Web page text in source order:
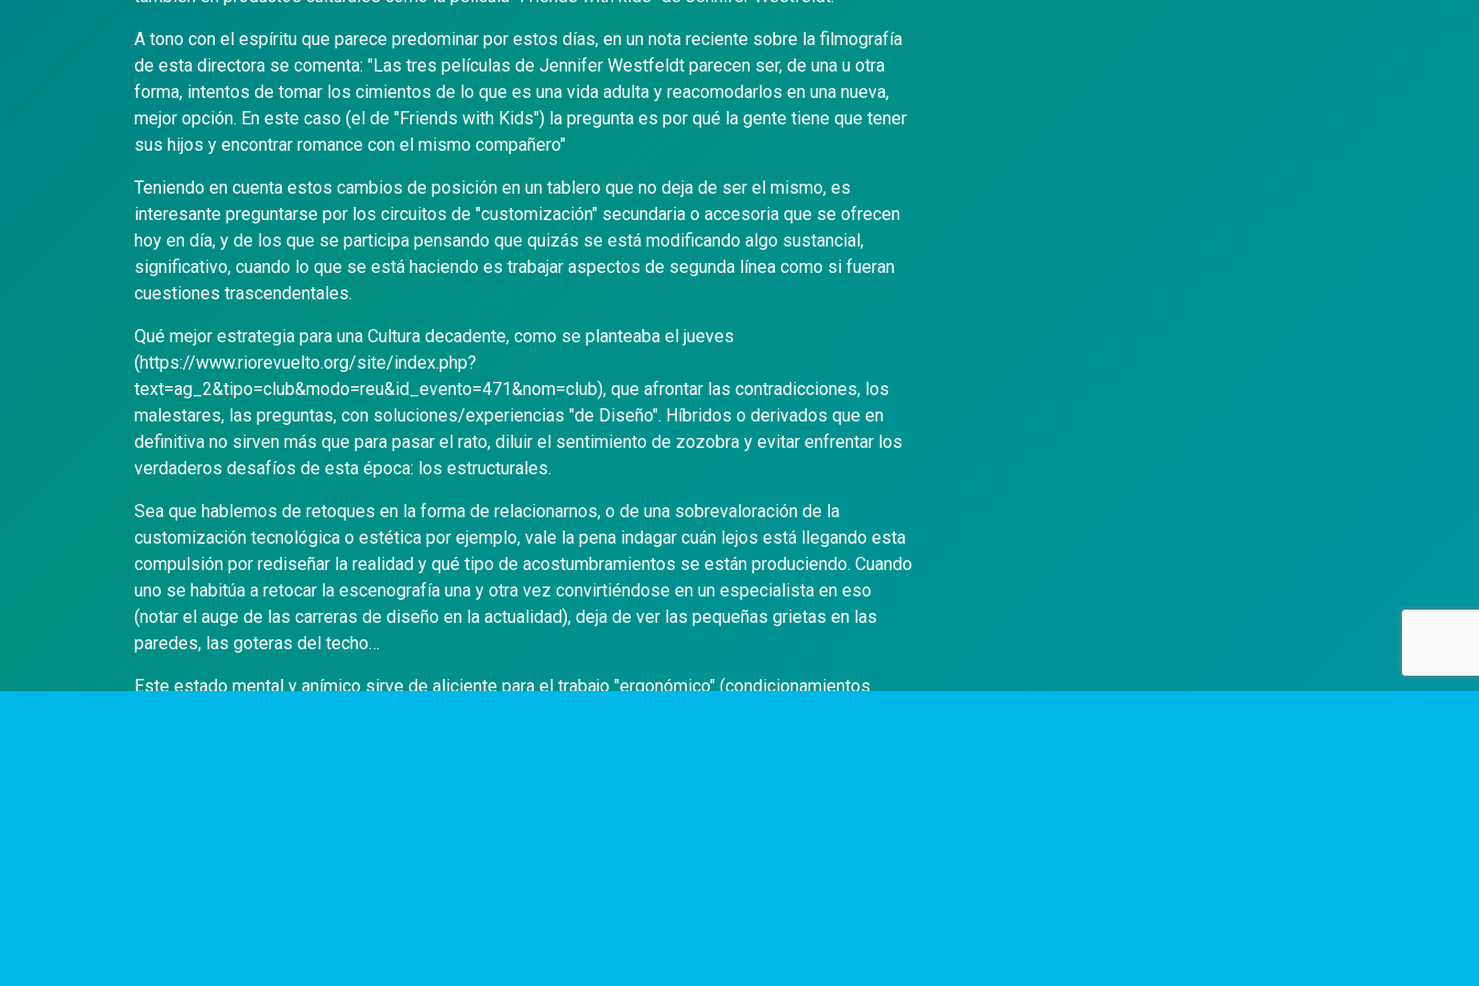
A tono con el espíritu que parece predominar por estos días, en un nota reciente sobre la filmografía
de esta directora se comenta: "Las tres películas de Jennifer Westfeldt parecen ser, de una u otra
forma, intentos de tomar los cimientos de lo que es una vida adulta y reacomodarlos en una nueva,
mejor opción. En este caso (el de "Friends with Kids") la pregunta es por qué la gente tiene que tener
sus hijos y encontrar romance con el mismo compañero"
Teniendo en cuenta estos cambios de posición en un tablero que no deja de ser el mismo, es
interesante preguntarse por los circuitos de "customización" secundaria o accesoria que se ofrecen
hoy en día, y de los que se participa pensando que quizás se está modificando algo sustancial,
significativo, cuando lo que se está haciendo es trabajar aspectos de segunda línea como si fueran
cuestiones trascendentales.
Qué mejor estrategia para una Cultura decadente, como se planteaba el jueves
(https://www.riorevuelto.org/site/index.php?
text=ag_2&tipo=club&modo=reu&id_evento=471&nom=club), que afrontar las contradicciones, los
malestares, las preguntas, con soluciones/experiencias "de Diseño". Híbridos o derivados que en
definitiva no sirven más que para pasar el rato, diluir el sentimiento de zozobra y evitar enfrentar los
verdaderos desafíos de esta época: los estructurales.
Sea que hablemos de retoques en la forma de relacionarnos, o de una sobrevaloración de la
customización tecnológica o estética por ejemplo, vale la pena indagar cuán lejos está llegando esta
compulsión por rediseñar la realidad y qué tipo de acostumbramientos se están produciendo. Cuando
uno se habitúa a retocar la escenografía una y otra vez convirtiéndose en un especialista en eso
(notar el auge de las carreras de diseño en la actualidad), deja de ver las pequeñas grietas en las
paredes, las goteras del techo…
Este estado mental y anímico sirve de aliciente para el trabajo "ergonómico" (condicionamientos